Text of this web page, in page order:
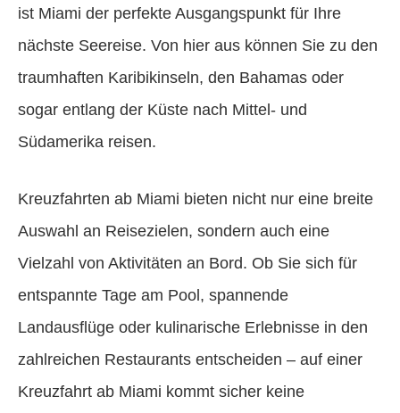
ist Miami der perfekte Ausgangspunkt für Ihre
nächste Seereise. Von hier aus können Sie zu den
traumhaften Karibikinseln, den Bahamas oder
sogar entlang der Küste nach Mittel- und
Südamerika reisen.
Kreuzfahrten ab Miami bieten nicht nur eine breite
Auswahl an Reisezielen, sondern auch eine
Vielzahl von Aktivitäten an Bord. Ob Sie sich für
entspannte Tage am Pool, spannende
Landausflüge oder kulinarische Erlebnisse in den
zahlreichen Restaurants entscheiden – auf einer
Kreuzfahrt ab Miami kommt sicher keine